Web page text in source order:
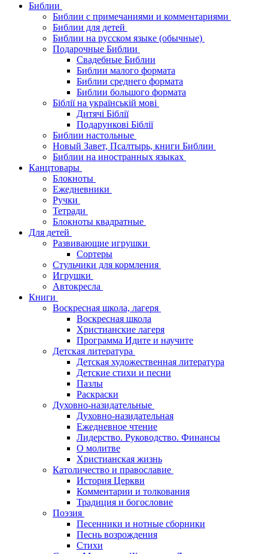
Библии
Библии с примечаниями и комментариями
Библии для детей
Библии на русском языке (обычные)
Подарочные Библии
Свадебные Библии
Библии малого формата
Библии среднего формата
Библии большого формата
Біблії на українській мові
Дитячі Біблії
Подарункові Біблії
Библии настольные
Новый Завет, Псалтырь, книги Библии
Библии на иностранных языках
Канцтовары
Блокноты
Ежедневники
Ручки
Тетради
Блокноты квадратные
Для детей
Развивающие игрушки
Сортеры
Стульчики для кормления
Игрушки
Автокресла
Книги
Воскресная школа, лагеря
Воскресная школа
Христианские лагеря
Программа Идите и научите
Детская литература
Детская художественная литература
Детские стихи и песни
Пазлы
Раскраски
Духовно-назидательные
Духовно-назидательная
Ежедневное чтение
Лидерство. Руководство. Финансы
О молитве
Христианская жизнь
Католичество и православие
История Церкви
Комментарии и толкования
Традиция и богословие
Поэзия
Песенники и нотные сборники
Песнь возрождения
Стихи